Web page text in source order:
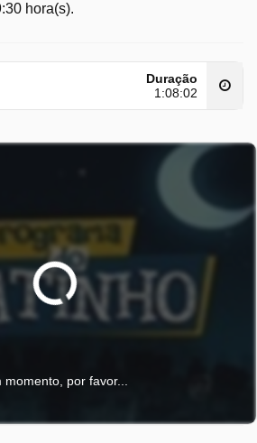
hora(s).
Duração
1:08:02
momento, por favor...